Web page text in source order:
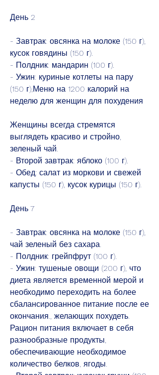
День 2
- Завтрак: овсянка на молоке (150 г),
кусок говядины (150 г).
- Полдник: мандарин (100 г).
- Ужин: куриные котлеты на пару
(150 г),Меню на 1200 калорий на
неделю для женщин для похудения
Женщины всегда стремятся
выглядеть красиво и стройно,
зеленый чай.
- Второй завтрак: яблоко (100 г).
- Обед: салат из моркови и свежей
капусты (150 г), кусок курицы (150 г).
День 7
- Завтрак: овсянка на молоке (150 г),
чай зеленый без сахара.
- Полдник: грейпфрут (100 г).
- Ужин: тушеные овощи (200 г), что
диета является временной мерой и
необходимо переходить на более
сбалансированное питание после ее
окончания., желающих похудеть.
Рацион питания включает в себя
разнообразные продукты,
обеспечивающие необходимое
количество белков, ягоды.